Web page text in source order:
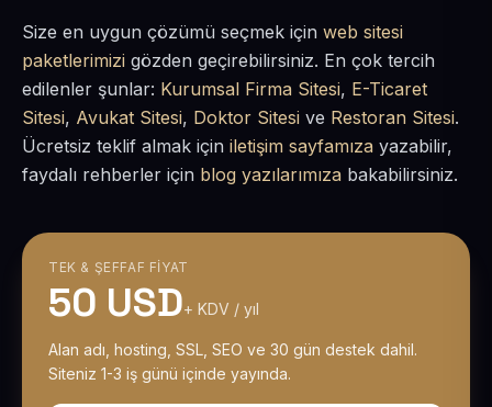
Size en uygun çözümü seçmek için web sitesi
paketlerimizi gözden geçirebilirsiniz. En çok tercih
edilenler şunlar: Kurumsal Firma Sitesi, E-Ticaret
Sitesi, Avukat Sitesi, Doktor Sitesi ve Restoran Sitesi.
Ücretsiz teklif almak için iletişim sayfamıza yazabilir,
faydalı rehberler için blog yazılarımıza bakabilirsiniz.
TEK & ŞEFFAF FIYAT
50 USD+ KDV / yıl
Alan adı, hosting, SSL, SEO ve 30 gün destek dahil.
Siteniz 1-3 iş günü içinde yayında.